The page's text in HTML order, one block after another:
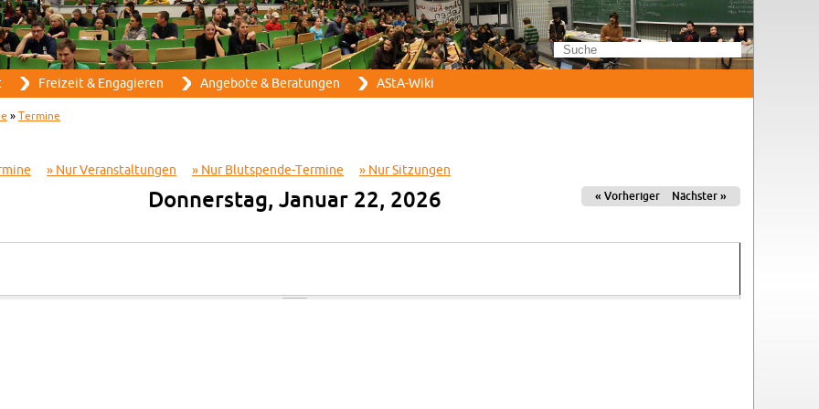
Direkt zum Inhalt
Frei­zeit & En­ga­gie­ren An­ge­bo­te & Be­ra­tun­gen AStA-Wi­ki
» Ter­mi­ne
Nur Ver­an­stal­tun­gen Nur Blut­spen­de-Ter­mi­ne Nur Sit­zun­gen
Don­ners­tag, Ja­nu­ar 22, 2026 « Vor­he­ri­ger Nächs­ter »